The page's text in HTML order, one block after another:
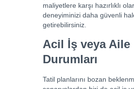
maliyetlere karşı hazırlıklı
deneyiminizi daha güvenli
getirebilirsiniz.
Acil İş veya Aile
Durumları
Tatil planlarını bozan